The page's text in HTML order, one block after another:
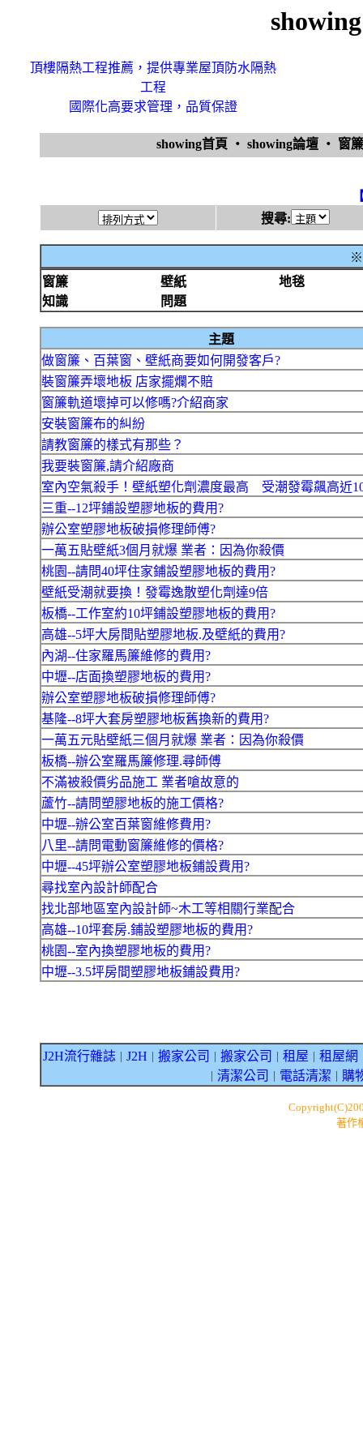
頂樓隔熱工程推薦，提供專業屋頂防水隔熱
工程
國際化高要求管理，品質保證
showing首頁 ‧ showing論壇 ‧ 窗
搜尋:
※
窗簾
壁紙
地毯
知識
問題
主題
做窗簾、百葉窗、壁紙商要如何開發客戶?
裝窗簾弄壞地板 店家擺爛不賠
窗簾軌道壞掉可以修嗎?介紹商家
安裝窗簾布的糾紛
請教窗簾的樣式有那些？
我要裝窗簾,請介紹廠商
室內空氣殺手！壁紙塑化劑濃度最高 受潮發霉飆高近
三重--12坪鋪設塑膠地板的費用?
辦公室塑膠地板破損修理師傅?
一萬五貼壁紙3個月就爆 業者：因為你殺價
桃園--請問40坪住家鋪設塑膠地板的費用?
壁紙受潮就要換！發霉逸散塑化劑達9倍
板橋--工作室約10坪鋪設塑膠地板的費用?
高雄--5坪大房間貼塑膠地板.及壁紙的費用?
內湖--住家羅馬簾維修的費用?
中壢--店面換塑膠地板的費用?
辦公室塑膠地板破損修理師傅?
基隆--8坪大套房塑膠地板舊換新的費用?
一萬五元貼壁紙三個月就爆 業者：因為你殺價
板橋--辦公室羅馬簾修理.尋師傅
不滿被殺價劣品施工 業者嗆故意的
蘆竹--請問塑膠地板的施工價格?
中壢--辦公室百葉窗維修費用?
八里--請問電動窗簾維修的價格?
中壢--45坪辦公室塑膠地板鋪設費用?
尋找室內設計師配合
找北部地區室內設計師~木工等相關行業配合
高雄--10坪套房.鋪設塑膠地板的費用?
桃園--室內換塑膠地板的費用?
中壢--3.5坪房間塑膠地板鋪設費用?
J2H流行雜誌 J2H 搬家公司 搬家公司 租屋 租屋網
清潔公司 電話清潔 購
著作